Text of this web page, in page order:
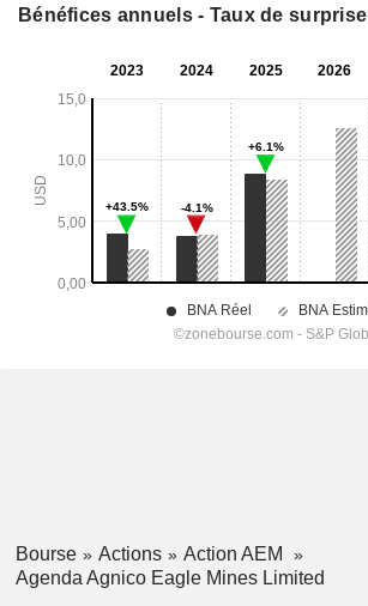
Bénéfices annuels - Taux de surprise
Bourse Actions
Action AEM
Agenda Agnico Eagle Mines Limited